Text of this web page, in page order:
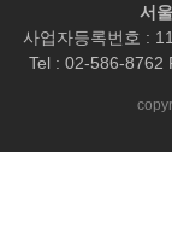
서
사업자등록번호 :
Tel : 02-586-8762